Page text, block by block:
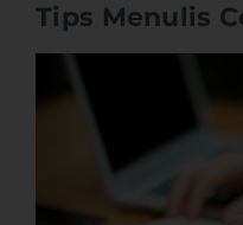
Tips Menulis